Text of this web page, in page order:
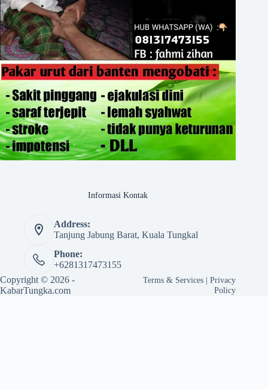
Informasi Kontak
Address:
Tanjung Jabung Barat, Kuala Tungkal
Phone:
+6281317473155
Copyright © 2026 -
KabarTungka.com
Terms & Services |Privacy
Policy